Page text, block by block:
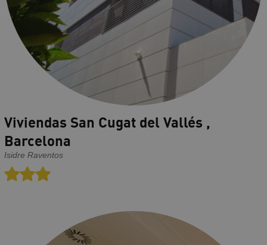
Viviendas San Cugat del Vallés ,
Barcelona
Isidre Raventos